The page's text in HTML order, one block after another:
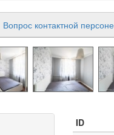
Вопрос контактной персоне
ID